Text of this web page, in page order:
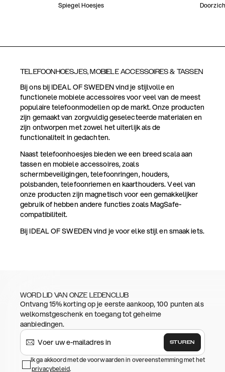
Spiegel Hoesjes
TELEFOONHOESJES, MOBIELE ACCESSOIRES & TASSEN
Bij ons bij IDEAL OF SWEDEN vind je stijlvolle en
functionele mobiele accessoires voor veel van de meest
populaire telefoonmodellen op de markt. Onze producten
zijn gemaakt van zorgvuldig geselecteerde materialen en
zijn ontworpen met zowel het uiterlijk als de
functionaliteit in gedachten.
Naast telefoonhoesjes bieden we een breed scala aan
tassen en mobiele accessoires, zoals
schermbeveiligingen, telefoonringen, houders,
polsbanden, telefoonriemen en kaarthouders. Veel van
onze producten zijn magnetisch voor een gemakkelijker
gebruik of hebben andere functies zoals MagSafe-
compatibiliteit.
Bij IDEAL OF SWEDEN vind je voor elke stijl en smaak iets.
WORD LID VAN ONZE LEDENCLUB
Ontvang 15% korting op je eerste aankoop, 100 punten als
welkomstgeschenk en toegang tot geheime
aanbiedingen.
STUREN
Ik ga akkoord met de voorwaarden in overeenstemming met het
privacybeleid.